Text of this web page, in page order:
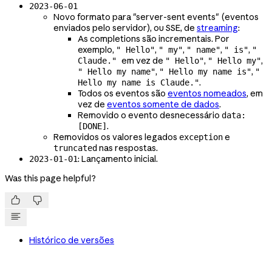
2023-06-01
Novo formato para "server-sent events" (eventos
enviados pelo servidor), ou SSE, de streaming:
As completions são incrementais. Por
exemplo, " Hello", " my", " name", " is", "
Claude." em vez de " Hello", " Hello my",
" Hello my name", " Hello my name is", "
Hello my name is Claude.".
Todos os eventos são eventos nomeados, em
vez de eventos somente de dados.
Removido o evento desnecessário data:
[DONE] .
Removidos os valores legados exceptione
truncated nas respostas.
2023-01-01: Lançamento inicial.
Was this page helpful?
 
Histórico de versões